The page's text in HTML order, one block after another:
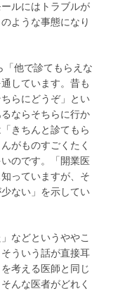
ルにはトラブルが
ような事態になり
他で診てもらえな
しています。昔も
らにどうぞ」とい
ならそちらに行か
きちんと診てもら
がものすごくたく
のです。「開業医
っていますが、そ
ない」を示してい
などというややこ
ういう話が直接耳
考える医師と同じ
んな医者がどれく